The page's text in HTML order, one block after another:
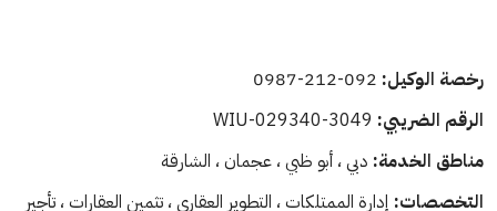
رخصة الوكيل: 092-212-0987
الرقم الضريبي: WIU-029340-3049
مناطق الخدمة: دبي ، أبو ظبي ، عجمان ، الشارقة
التخصصات: إدارة الممتلكات ، التطوير العقاري ، تثمين العقارات ، تأجير